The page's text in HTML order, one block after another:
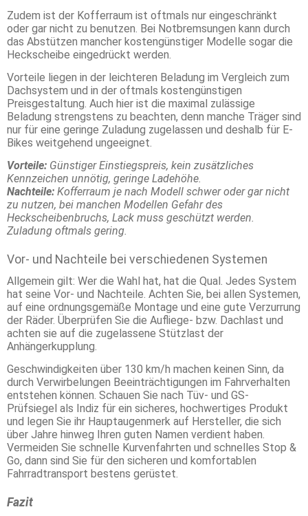
Zudem ist der Kofferraum ist oftmals nur eingeschränkt
oder gar nicht zu benutzen. Bei Notbremsungen kann durch
das Abstützen mancher kostengünstiger Modelle sogar die
Heckscheibe eingedrückt werden.
Vorteile liegen in der leichteren Beladung im Vergleich zum
Dachsystem und in der oftmals kostengünstigen
Preisgestaltung. Auch hier ist die maximal zulässige
Beladung strengstens zu beachten, denn manche Träger sind
nur für eine geringe Zuladung zugelassen und deshalb für E-
Bikes weitgehend ungeeignet.
Vorteile: Günstiger Einstiegspreis, kein zusätzliches
Kennzeichen unnötig, geringe Ladehöhe.
Nachteile: Kofferraum je nach Modell schwer oder gar nicht
zu nutzen, bei manchen Modellen Gefahr des
Heckscheibenbruchs, Lack muss geschützt werden.
Zuladung oftmals gering.
Vor- und Nachteile bei verschiedenen Systemen
Allgemein gilt: Wer die Wahl hat, hat die Qual. Jedes System
hat seine Vor- und Nachteile. Achten Sie, bei allen Systemen,
auf eine ordnungsgemäße Montage und eine gute Verzurrung
der Räder. Überprüfen Sie die Aufliege- bzw. Dachlast und
achten sie auf die zugelassene Stützlast der
Anhängerkupplung.
Geschwindigkeiten über 130 km/h machen keinen Sinn, da
durch Verwirbelungen Beeinträchtigungen im Fahrverhalten
entstehen können. Schauen Sie nach Tüv- und GS-
Prüfsiegel als Indiz für ein sicheres, hochwertiges Produkt
und legen Sie ihr Hauptaugenmerk auf Hersteller, die sich
über Jahre hinweg Ihren guten Namen verdient haben.
Vermeiden Sie schnelle Kurvenfahrten und schnelles Stop &
Go, dann sind Sie für den sicheren und komfortablen
Fahrradtransport bestens gerüstet.
Fazit